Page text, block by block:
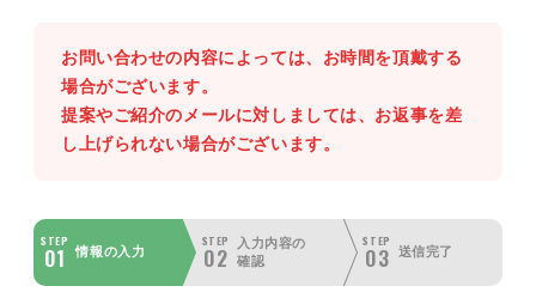
お問い合わせの内容によっては、お時間を頂戴する
場合がございます。
提案やご紹介のメールに対しましては、お返事を差
し上げられない場合がございます。
STEP
01 情報の入力
STEP
02
入力内容の
確認
STEP
03 送信完了